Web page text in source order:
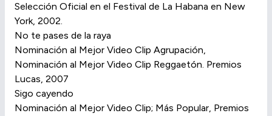
Selección Oficial en el Festival de La Habana en New
York, 2002.
No te pases de la raya
Nominación al Mejor Video Clip Agrupación,
Nominación al Mejor Video Clip Reggaetón. Premios
Lucas, 2007
Sigo cayendo
Nominación al Mejor Video Clip; Más Popular, Premios